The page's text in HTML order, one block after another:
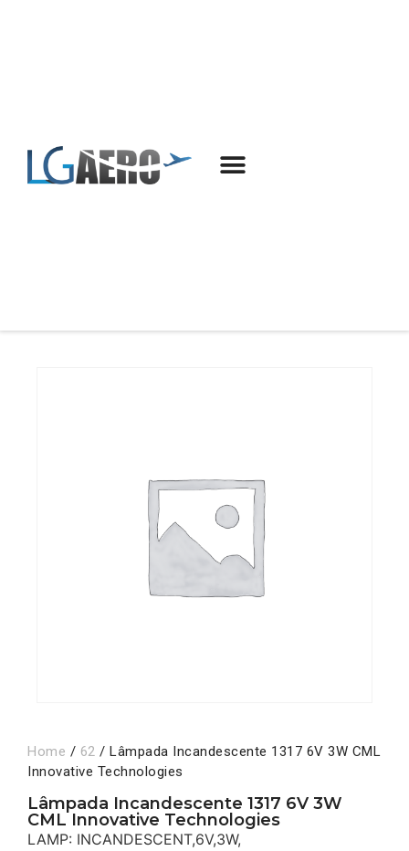
Home / 62 / Lâmpada Incandescente 1317 6V 3W CML
Innovative Technologies
Lâmpada Incandescente 1317 6V 3W
CML Innovative Technologies
LAMP: INCANDESCENT,6V,3W,